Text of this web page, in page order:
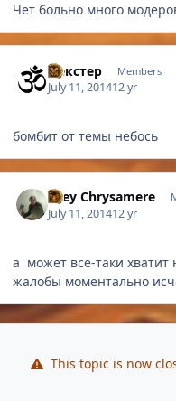
Чет больно много
Дeкстер Members
July 11, 201412 yr
бомбит от темы небось
Isley Chrysamere
July 11, 201412 yr
а может все-таки
жалобы моментально
This topic is now